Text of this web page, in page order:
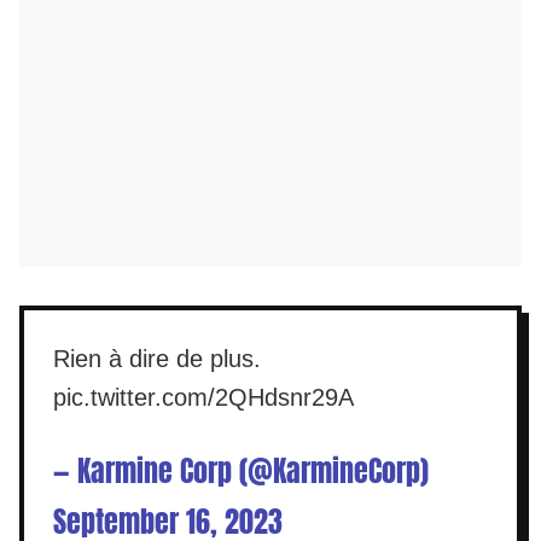
Rien à dire de plus.
pic.twitter.com/2QHdsnr29A
— Karmine Corp (@KarmineCorp)
September 16, 2023